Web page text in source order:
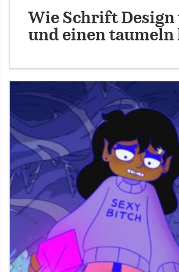
Wie Schrift
und einen taumeln